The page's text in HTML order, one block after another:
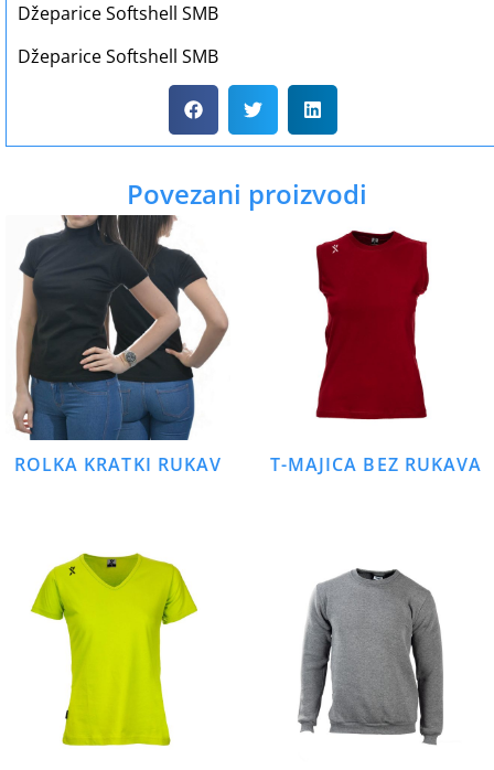
Džeparice Softshell SMB
Džeparice Softshell SMB
Povezani proizvodi
ROLKA KRATKI RUKAV T-MAJICA BEZ RUKAVA